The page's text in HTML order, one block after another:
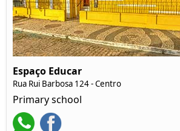
Espaço Educar
Rua Rui Barbosa 124 - Centro
Primary school